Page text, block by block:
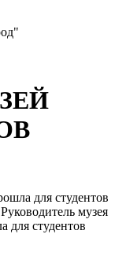
для студентов
музея
для студентов